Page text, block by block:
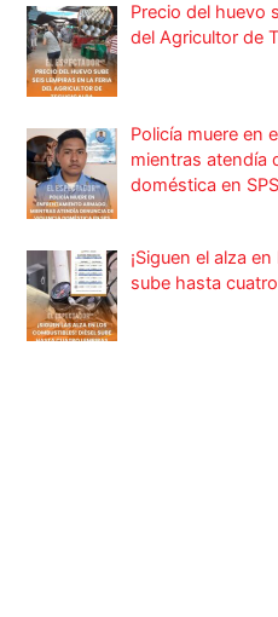
Precio del huevo
del Agricultor de
Policía muere en
mientras atendía
doméstica en SPS
¡Siguen el alza
sube hasta